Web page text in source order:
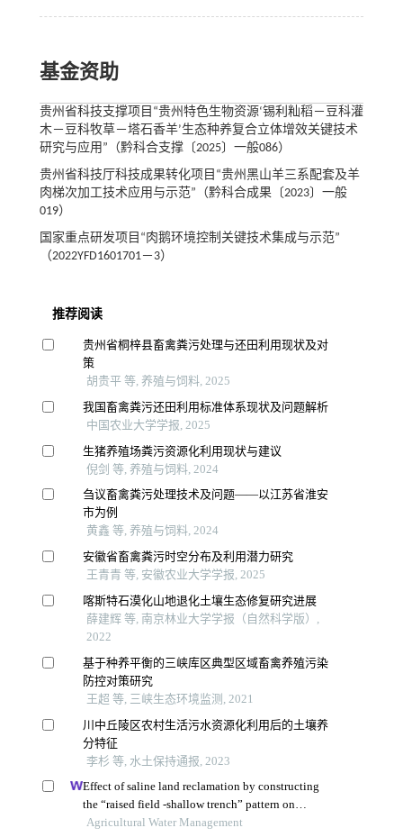
基金资助
贵州省科技支撑项目“贵州特色生物资源‘锡利籼稻－豆科灌
木－豆科牧草－塔石香羊’生态种养复合立体增效关键技术
研究与应用”（黔科合支撑〔2025〕一般086）
贵州省科技厅科技成果转化项目“贵州黑山羊三系配套及羊
肉梯次加工技术应用与示范”（黔科合成果〔2023〕一般
019）
国家重点研发项目“肉鹅环境控制关键技术集成与示范”
（2022YFD1601701－3）